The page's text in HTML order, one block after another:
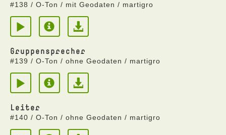
#138 / O-Ton / mit Geodaten / martigro
Gruppensprecher
#139 / O-Ton / ohne Geodaten / martigro
Leiter
#140 / O-Ton / ohne Geodaten / martigro